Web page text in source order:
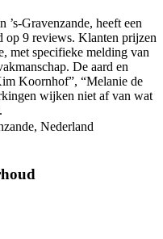
heeft een
op 9 reviews. Klanten prijzen
met specifieke melding van
De aard en
Koornhof”, “Melanie de
wijken niet af van wat
Nederland